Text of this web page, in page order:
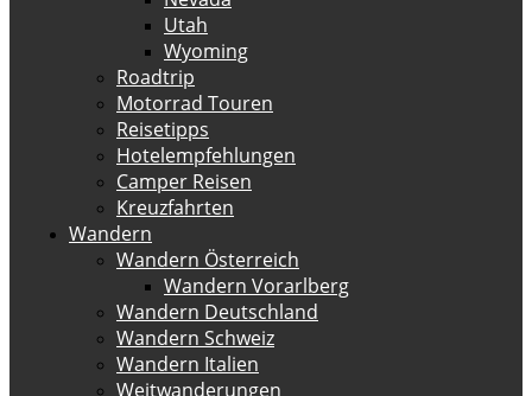
Utah
Wyoming
Roadtrip
Motorrad Touren
Reisetipps
Hotelempfehlungen
Camper Reisen
Kreuzfahrten
Wandern
Wandern Österreich
Wandern Vorarlberg
Wandern Deutschland
Wandern Schweiz
Wandern Italien
Weitwanderungen